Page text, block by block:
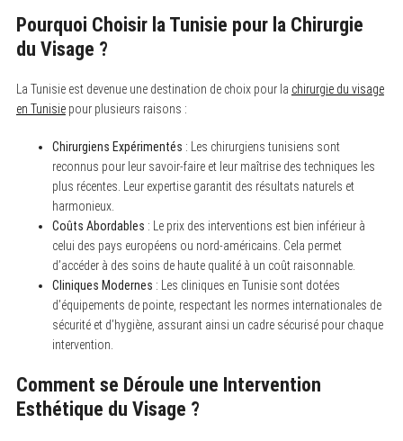
Pourquoi Choisir la Tunisie pour la Chirurgie
du Visage ?
La Tunisie est devenue une destination de choix pour la chirurgie du visage
en Tunisiepour plusieurs raisons :
Chirurgiens Expérimentés : Les chirurgiens tunisiens sont
reconnus pour leur savoir-faire et leur maîtrise des techniques les
plus récentes. Leur expertise garantit des résultats naturels et
harmonieux.
Coûts Abordables : Le prix des interventions est bien inférieur à
celui des pays européens ou nord-américains. Cela permet
d’accéder à des soins de haute qualité à un coût raisonnable.
Cliniques Modernes : Les cliniques en Tunisie sont dotées
d’équipements de pointe, respectant les normes internationales de
sécurité et d’hygiène, assurant ainsi un cadre sécurisé pour chaque
intervention.
Comment se Déroule une Intervention
Esthétique du Visage ?
S
e
r
c
h
o
r